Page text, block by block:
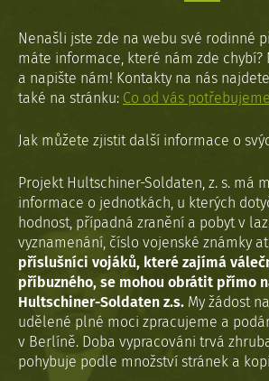
Nenašli jste zde na webu své rodinné
máte informace, které nám zde chybí?
a napište nám! Kontakty na nás najdete
také na stránku: Co od vás
Jak můžete zjistit další informace o
Projekt Hultschiner-Soldaten, z. s. má
informace o jednotkách, u kterých
hodnost, případná zranění a pobyt v
vyznamenání, číslo vojenské známky
příslušníci vojáků, které zajímá
příbuzného, se mohou obrátit přímo
Hultschiner-Soldaten z.s. My žádost
udělené plné moci zpracujeme a
v Berlíně. Doba vypracováni trvá
pohybuje podle množství stránek a